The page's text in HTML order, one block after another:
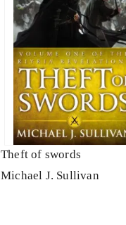
Theft of swords
Michael J. Sullivan